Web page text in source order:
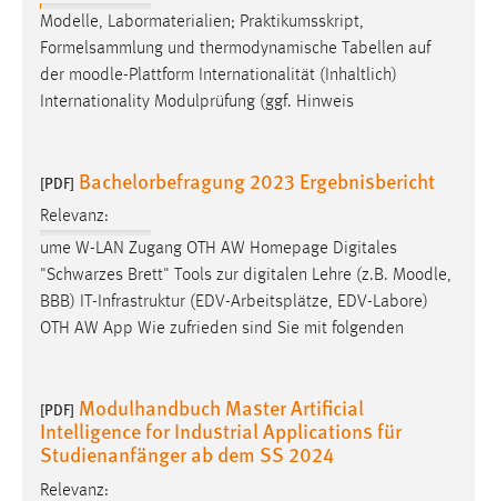
Modelle, Labormaterialien; Praktikumsskript,
Formelsammlung und thermodynamische Tabellen auf
der moodle-Plattform Internationalität (Inhaltlich)
Internationality Modulprüfung (ggf. Hinweis
[PDF] Bachelorbefragung 2023 Ergebnisbericht
Relevanz:
ume W-LAN Zugang OTH AW Homepage Digitales
"Schwarzes Brett" Tools zur digitalen Lehre (z.B. Moodle,
BBB) IT-Infrastruktur (EDV-Arbeitsplätze, EDV-Labore)
OTH AW App Wie zufrieden sind Sie mit folgenden
[PDF] Modulhandbuch Master Artificial
Intelligence for Industrial Applications für
Studienanfänger ab dem SS 2024
Relevanz: